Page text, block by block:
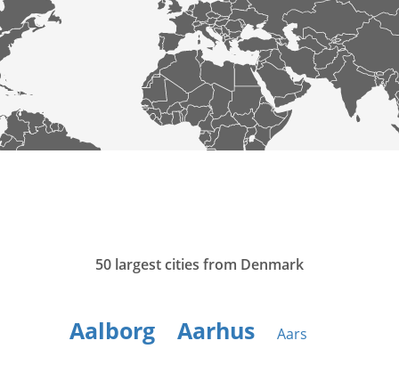
50 largest cities from Denmark
Aalborg Aarhus Aars